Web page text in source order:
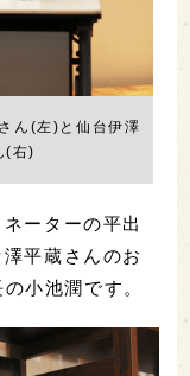
ん(左)と仙台伊澤
(右)
ーターの平出
平蔵さんのお
小池潤です。